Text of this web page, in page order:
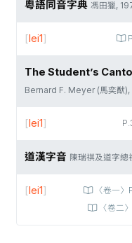
粵語同音字典 馮田獵,
[lei1]
The Student’s
Bernard F. Meyer (馬奕猷
[lei1]
道漢字音 陳瑞祺及道字總
〈卷一〉
〈卷二
[lei1]